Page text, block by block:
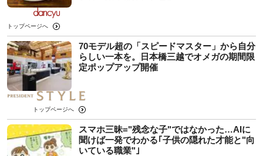
トップページへ
70モデル超の「スピードマスター」から自分
らしい一本を。日本橋三越でオメガの期間限
定ポップアップ開催
トップページへ
スマホ三昧="残念な子"ではなかった…AIに
聞けば一発でわかる｢子供の隠れた才能と"向
いている職業"｣